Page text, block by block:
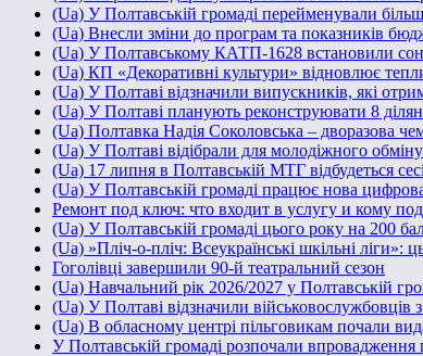
(Ua) У Полтавській громаді перейменували
(Ua) Внесли зміни до програм та показників
(Ua) У Полтавському КАТП-1628 встановили
(Ua) КП «Декоративні культури» відновлює
(Ua) У Полтаві відзначили випускників, які
(Ua) У Полтаві планують реконструювати 8
(Ua) Полтавка Надія Соколовська – дворазова
(Ua) У Полтаві відібрали для молодіжного
(Ua) 17 липня в Полтавській МТГ відбудеться
(Ua) У Полтавській громаді працює нова
Ремонт под ключ: что входит в услугу и кому
(Ua) У Полтавській громаді цього року на 200
(Ua) »Пліч-о-пліч: Всеукраїнські шкільні ліги»:
Гоголівці завершили 90-й театральний сезон
(Ua) Навчальний рік 2026/2027 у Полтавській
(Ua) У Полтаві відзначили військовослужбовців
(Ua) В обласному центрі пільговикам почали
У Полтавській громаді розпочали